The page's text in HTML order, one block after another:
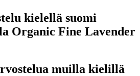
kielellä suomi
Organic Fine Lavender
muilla kielillä